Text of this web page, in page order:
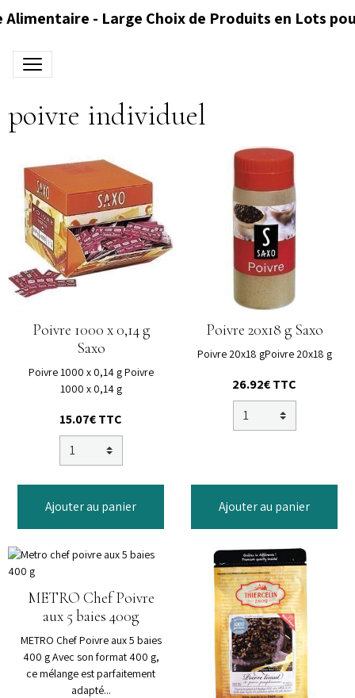
Alimentaire - Large Choix de Produits en Lots
poivre individuel
Poivre 1000 x 0,14 g
Saxo
Poivre 1000 x 0,14 g Poivre
1000 x 0,14 g
15.07€TTC
Ajouter au panier
Poivre 20x18 g Saxo
Poivre 20x18 gPoivre 20x18 g
26.92€TTC
Ajouter au panier
METRO Chef Poivre
aux 5 baies 400g
METRO Chef Poivre aux 5 baies
400 g Avec son format 400 g,
ce mélange est parfaitement
adapté...